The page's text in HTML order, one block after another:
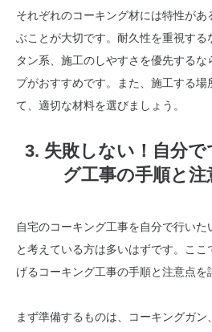
それぞれのコーキング材には特性が
ぶことが大切です。耐久性を重視する
タン系、施工のしやすさを優先する
プがおすすめです。また、施工する場
て、適切な材料を選びましょう。
3. 失敗しない！自分
グ工事の手順と
自宅のコーキング工事を自分で行い
と考えている方は多いはずです。ここ
げるコーキング工事の手順と注意点を
まず準備するものは、コーキングガ